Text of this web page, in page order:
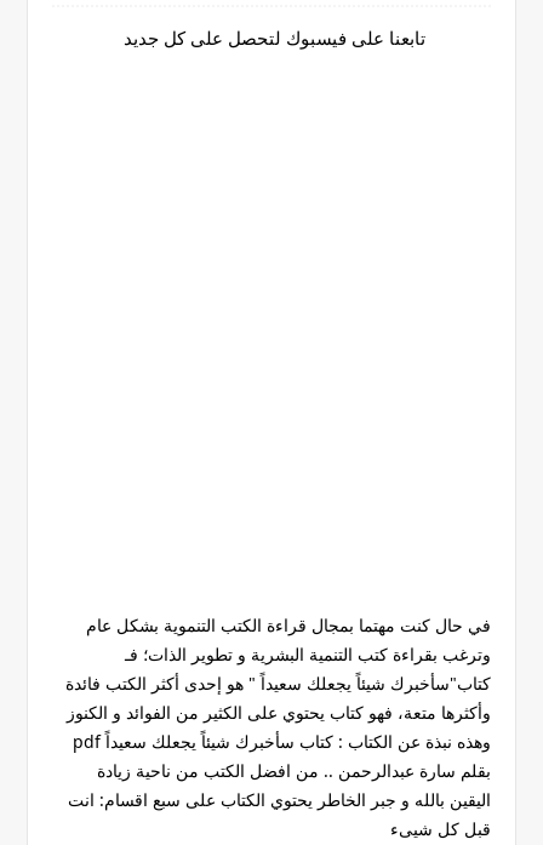
تابعنا على فيسبوك لتحصل على كل جديد
في حال كنت مهتما بمجال قراءة الكتب التنموية بشكل عام
وترغب بقراءة كتب التنمية البشرية و تطوير الذات؛ فـ
كتاب"سأخبرك شيئاً يجعلك سعيداً " هو إحدى أكثر الكتب فائدة
وأكثرها متعة، فهو كتاب يحتوي على الكثير من الفوائد و الكنوز
وهذه نبذة عن الكتاب : كتاب سأخبرك شيئاً يجعلك سعيداً pdf
بقلم سارة عبدالرحمن .. من افضل الكتب من ناحية زيادة
اليقين بالله و جبر الخاطر يحتوي الكتاب على سبع اقسام: انت
قبل كل شيىء